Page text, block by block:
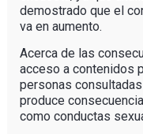
demostrado que el
va en aumento.
Acerca de las
acceso a contenidos
personas
produce
como conductas